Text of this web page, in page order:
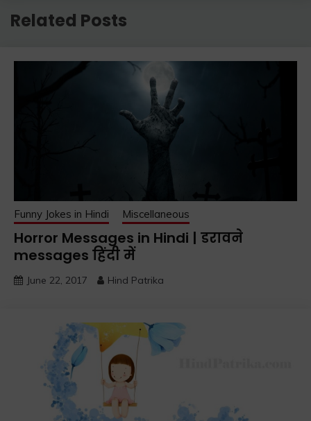
Related Posts
Funny Jokes in Hindi Miscellaneous
Horror Messages in Hindi | डरावने
messages हिंदी में
June 22, 2017 Hind Patrika